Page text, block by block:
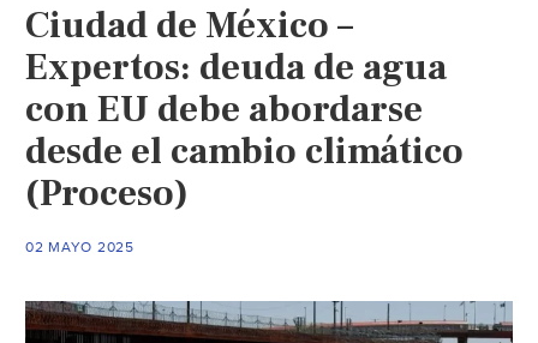
temor
a
nuevos
aranceles,
aclara
Sheinbaum
(La
Jornada)
Ciudad de México –
Expertos: deuda de agua
con EU debe abordarse
desde el cambio climático
(Proceso)
02 MAYO 2025